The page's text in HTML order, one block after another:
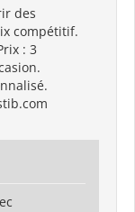
des
compétitif.
​​: 3